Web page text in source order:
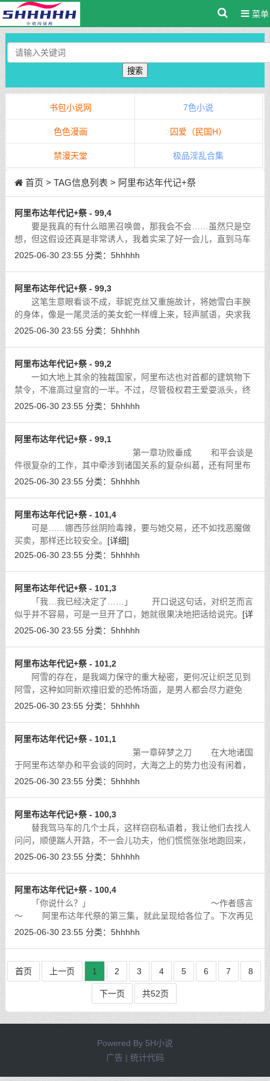
菜单
搜索
书包小说网 7色小说
色色漫画 囚爱（民国H）
禁漫天堂 极品淫乱合集
首页 > TAG信息列表 > 阿里布达年代记+祭
阿里布达年代记+祭 - 99,4
要是我真的有什么暗黑召唤兽，那我会不会……虽然只是空
想，但这假设还真是非常诱人，我着实呆了好一会儿，直到马车
转入云阳大街，才被马车外的吵杂声音给惊醒。
2025-06-30 23:55 分类： 5hhhhh
阿里布达年代记+祭 - 99,3
这笔生意眼看谈不成，菲妮克丝又重施故计，将她雪白丰腴
的身体，像是一尾灵活的美女蛇一样缠上来，轻声腻语，央求我
为她的业绩考虑。[详细]
2025-06-30 23:55 分类： 5hhhhh
阿里布达年代记+祭 - 99,2
一如大地上其余的独裁国家，阿里布达也对首都的建筑物下
禁令，不准高过皇宫的一半。不过，尽管极权君王爱耍派头，终
究没有疯狂到要移山填海的地步，从这座高丘往下望去，仍是可
2025-06-30 23:55 分类： 5hhhhh
阿里布达年代记+祭 - 99,1
第一章功败垂成 和平会谈是
件很复杂的工作，其中牵涉到诸国关系的复杂纠葛，还有阿里布
达本身的利益，远比表面上看起来要棘手许多。一开始，我本是
2025-06-30 23:55 分类： 5hhhhh
阿里布达年代记+祭 - 101,4
可是……娜西莎丝阴险毒辣，要与她交易，还不如找恶魔做
买卖，那样还比较安全。 [详细]
2025-06-30 23:55 分类： 5hhhhh
阿里布达年代记+祭 - 101,3
「我…我已经决定了……」 开口说这句话，对织芝而言
似乎并不容易，可是一旦开了口，她就很果决地把话给说完。 [详
细]
2025-06-30 23:55 分类： 5hhhhh
阿里布达年代记+祭 - 101,2
阿雪的存在，是我竭力保守的重大秘密，更何况让织芝见到
阿雪，这种如同新欢撞旧爱的恐怖场面，是男人都会尽力避免
的。不过，织芝的说法我难以反驳，又看她极度坚持的样子，便
2025-06-30 23:55 分类： 5hhhhh
阿里布达年代记+祭 - 101,1
第一章碎梦之刀 在大地诸国
于阿里布达举办和平会谈的同时，大海之上的势力也没有闲着，
根据我们后来得到的情报，「黄金提督」李华梅本来打算亲往萨
2025-06-30 23:55 分类： 5hhhhh
阿里布达年代记+祭 - 100,3
替我驾马车的几个士兵，这样窃窃私语着，我让他们去找人
问问，顺便踹人开路，不一会儿功夫，他们慌慌张张地跑回来，
手里拿着一张纸片，苍白着脸，半天也说不出一句话来。
2025-06-30 23:55 分类： 5hhhhh
阿里布达年代记+祭 - 100,4
「你说什么？」 ～作者感言
～ 阿里布达年代祭的第三集，就此呈现给各位了。下次再见
面，应该是五月时候的事，两个月一本，这是我与读者的约定。
2025-06-30 23:55 分类： 5hhhhh
首页 上一页 1 2 3 4 5 6 7 8
下一页 共52页
Powered By 5H小说
广告 | 统计代码